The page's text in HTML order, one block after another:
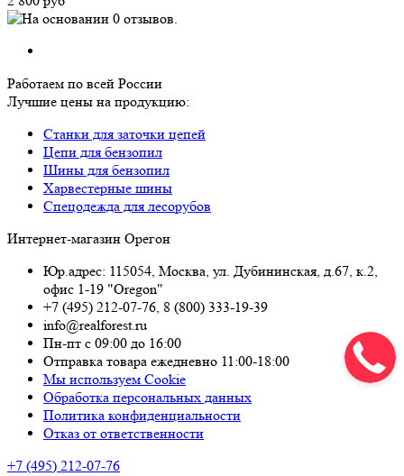
Работаем по всей России
Лучшие цены на продукцию:
Станки для заточки цепей
Цепи для бензопил
Шины для бензопил
Харвестерные шины
Спецодежда для лесорубов
Интернет-магазин Орегон
Юр.адрес: 115054, Москва, ул. Дубининская, д.67, к.2,
офис 1-19 "Oregon"
+7 (495) 212-07-76, 8 (800) 333-19-39
info@realforest.ru
Пн-пт с 09:00 до 16:00
Отправка товара ежедневно 11:00-18:00
Мы используем Cookie
Обработка персональных данных
Политика конфиденциальности
Отказ от ответственности
+7 (495) 212-07-76